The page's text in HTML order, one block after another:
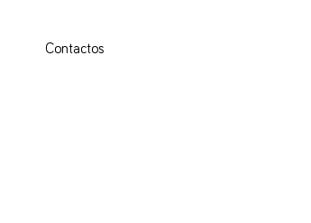
Contactos